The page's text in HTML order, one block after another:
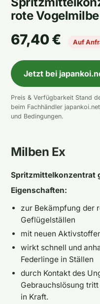
rote
67,40 € Auf
Jetzt bei
Preis & Verfügbarkeit Stand
beim Fachhändler
und Bedingungen.
Milben Ex
Spritzmittelkonzentrat
Eigenschaften:
zur Bekämpfung der
Geflügelställen
mit neuen
wirkt schnell und
Federlinge in Ställen
durch Kontakt des
Gebrauchslösung
in Kraft.